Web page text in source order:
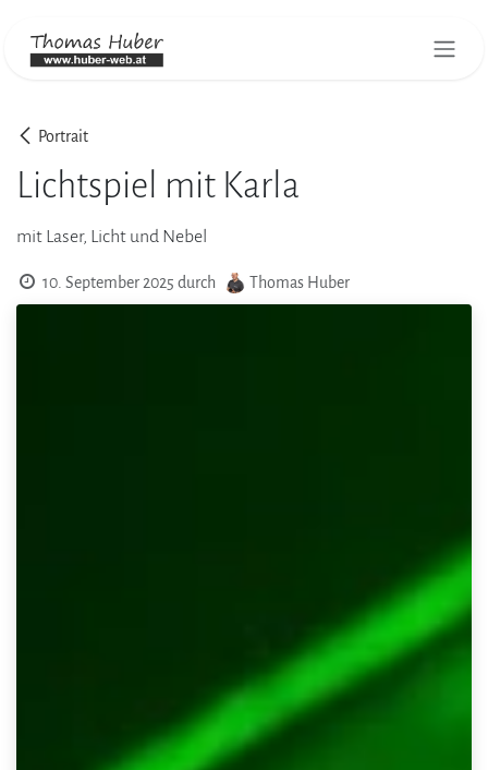
Portrait
Lichtspiel mit Karla
mit Laser, Licht und Nebel
10. September 2025 durch Thomas Huber